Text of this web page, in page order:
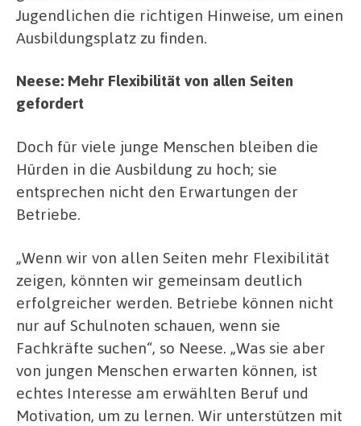
Jugendlichen die richtigen Hinweise, um einen
Ausbildungsplatz zu finden.
Neese: Mehr Flexibilität von allen Seiten
gefordert
Doch für viele junge Menschen bleiben die
Hürden in die Ausbildung zu hoch; sie
entsprechen nicht den Erwartungen der
Betriebe.
„Wenn wir von allen Seiten mehr Flexibilität
zeigen, könnten wir gemeinsam deutlich
erfolgreicher werden. Betriebe können nicht
nur auf Schulnoten schauen, wenn sie
Fachkräfte suchen“, so Neese. „Was sie aber
von jungen Menschen erwarten können, ist
echtes Interesse am erwählten Beruf und
Motivation, um zu lernen. Wir unterstützen mit